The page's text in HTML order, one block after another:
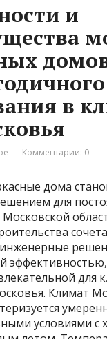
и
в
Комментарии: 0
дома
для
для
Климат
условиями с